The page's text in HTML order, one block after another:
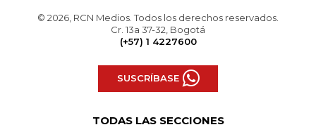
© 2026, RCN Medios. Todos los derechos reservados.
Cr. 13a 37-32, Bogotá
(+57) 1 4227600
SUSCRÍBASE
TODAS LAS SECCIONES